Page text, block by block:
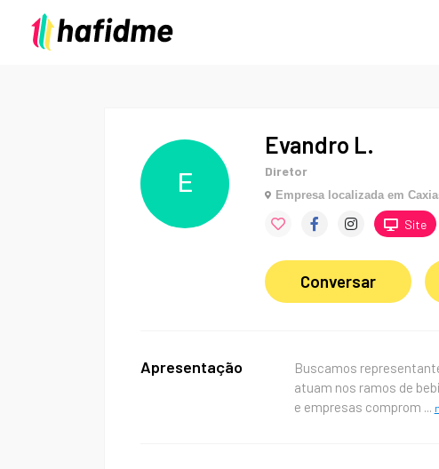
E
Evandro L.
Diretor
Empresa localizada em
Site
Conversar
Apresentação
Buscamos
atuam nos ramos de
e empresas comprom ...